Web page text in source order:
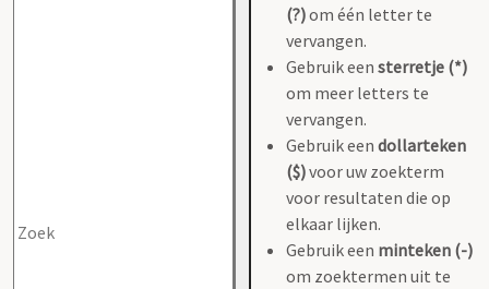
(?)om één letter te
vervangen.
Gebruik een sterretje (*)
om meer letters te
vervangen.
Gebruik een dollarteken
($)voor uw zoekterm
voor resultaten die op
elkaar lijken.
Gebruik een minteken (-)
om zoektermen uit te